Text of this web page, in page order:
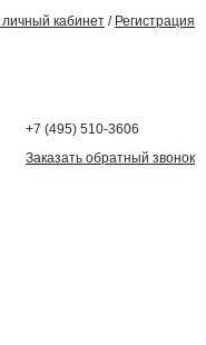
личный кабинет / Регистрация
+7 (495) 510-3606
Заказать обратный звонок